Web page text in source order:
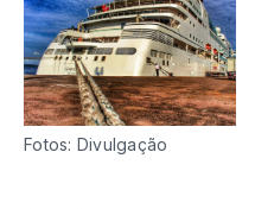
Fotos: Divulgação